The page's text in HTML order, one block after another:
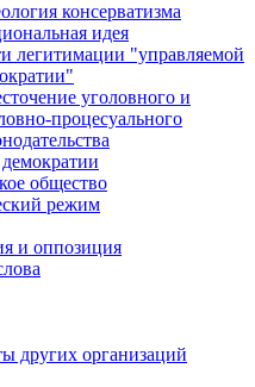
консерватизма
идея
легитимации "управляемой
уголовного и
процесуального
общество
режим
и оппозиция
других организаций